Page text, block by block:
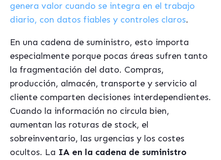
genera valor cuando se integra en el trabajo
diario, con datos fiables y controles claros.
En una cadena de suministro, esto importa
especialmente porque pocas áreas sufren tanto
la fragmentación del dato. Compras,
producción, almacén, transporte y servicio al
cliente comparten decisiones interdependientes.
Cuando la información no circula bien,
aumentan las roturas de stock, el
sobreinventario, las urgencias y los costes
ocultos. La IA en la cadena de suministro